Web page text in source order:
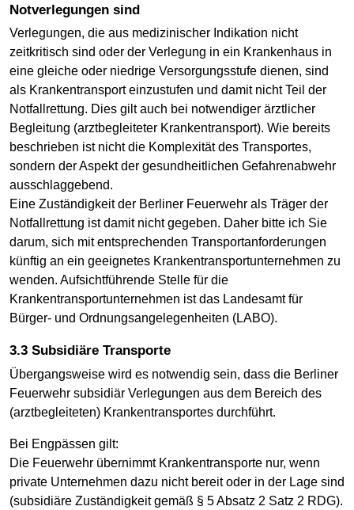
Notverlegungen sind
Verlegungen, die aus medizinischer Indikation nicht
zeitkritisch sind oder der Verlegung in ein Krankenhaus in
eine gleiche oder niedrige Versorgungsstufe dienen, sind
als Krankentransport einzustufen und damit nicht Teil der
Notfallrettung. Dies gilt auch bei notwendiger ärztlicher
Begleitung (arztbegleiteter Krankentransport). Wie bereits
beschrieben ist nicht die Komplexität des Transportes,
sondern der Aspekt der gesundheitlichen Gefahrenabwehr
ausschlaggebend.
Eine Zuständigkeit der Berliner Feuerwehr als Träger der
Notfallrettung ist damit nicht gegeben. Daher bitte ich Sie
darum, sich mit entsprechenden Transportanforderungen
künftig an ein geeignetes Krankentransportunternehmen zu
wenden. Aufsichtführende Stelle für die
Krankentransportunternehmen ist das Landesamt für
Bürger- und Ordnungsangelegenheiten (LABO).
3.3 Subsidiäre Transporte
Übergangsweise wird es notwendig sein, dass die Berliner
Feuerwehr subsidiär Verlegungen aus dem Bereich des
(arztbegleiteten) Krankentransportes durchführt.
Bei Engpässen gilt:
Die Feuerwehr übernimmt Krankentransporte nur, wenn
private Unternehmen dazu nicht bereit oder in der Lage sind
(subsidiäre Zuständigkeit gemäß § 5 Absatz 2 Satz 2 RDG).